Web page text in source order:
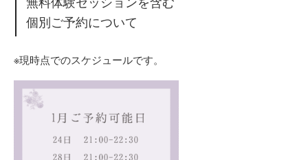
個別ご予約について
※現時点でのスケジュールです。